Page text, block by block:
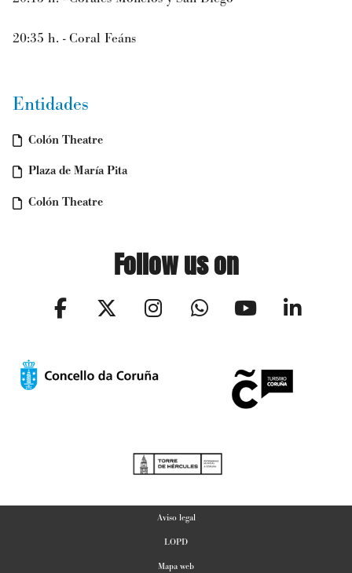
20:35 h. - Coral Feáns
Entidades
Colón Theatre
Plaza de María Pita
Colón Theatre
Follow us on
Aviso legal
LOPD
Mapa web